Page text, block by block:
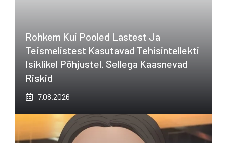
Rohkem Kui Pooled Lastest Ja
Teismelistest Kasutavad Tehisintellekti
Isiklikel Põhjustel. Sellega Kaasnevad
Riskid
7.08.2026